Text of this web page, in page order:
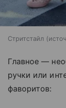
Стритстайл
Главное —
ручки или
фаворитов: